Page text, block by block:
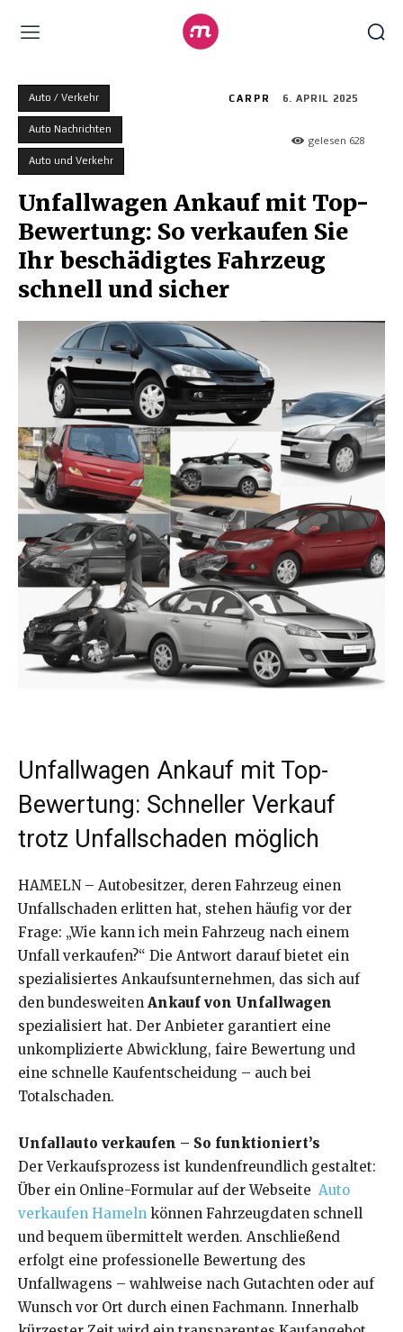
Auto / Verkehr
Auto Nachrichten
Auto und Verkehr
CARPR 6. APRIL 2025
gelesen 628
Unfallwagen Ankauf mit Top-
Bewertung: So verkaufen Sie
Ihr beschädigtes Fahrzeug
schnell und sicher
Unfallwagen Ankauf mit Top-
Bewertung: Schneller Verkauf
trotz Unfallschaden möglich
HAMELN – Autobesitzer, deren Fahrzeug einen
Unfallschaden erlitten hat, stehen häufig vor der
Frage: „Wie kann ich mein Fahrzeug nach einem
Unfall verkaufen?“ Die Antwort darauf bietet ein
spezialisiertes Ankaufsunternehmen, das sich auf
den bundesweiten Ankauf von Unfallwagen
spezialisiert hat. Der Anbieter garantiert eine
unkomplizierte Abwicklung, faire Bewertung und
eine schnelle Kaufentscheidung – auch bei
Totalschaden.
Unfallauto verkaufen – So funktioniert’s
Der Verkaufsprozess ist kundenfreundlich gestaltet:
Über ein Online-Formular auf der Webseite Auto
verkaufen Hameln können Fahrzeugdaten schnell
und bequem übermittelt werden. Anschließend
erfolgt eine professionelle Bewertung des
Unfallwagens – wahlweise nach Gutachten oder auf
Wunsch vor Ort durch einen Fachmann. Innerhalb